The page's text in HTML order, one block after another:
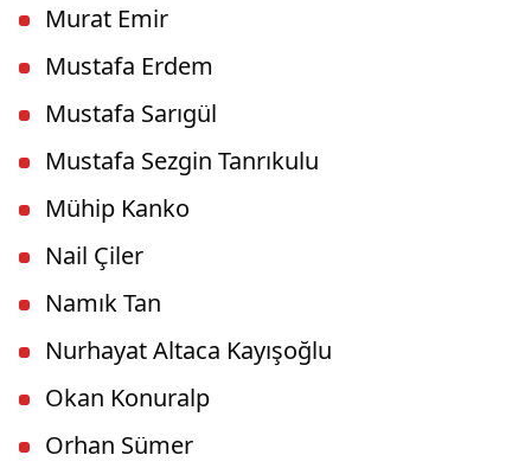
Murat Emir
Mustafa Erdem
Mustafa Sarıgül
Mustafa Sezgin Tanrıkulu
Mühip Kanko
Nail Çiler
Namık Tan
Nurhayat Altaca Kayışoğlu
Okan Konuralp
Orhan Sümer